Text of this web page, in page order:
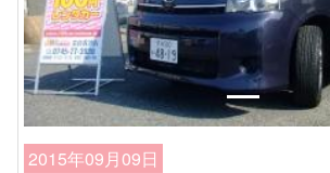
2015年09月09日